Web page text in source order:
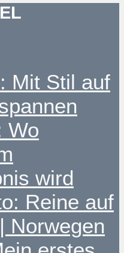
Mit Stil auf
Wo
wird
Reine auf
Norwegen